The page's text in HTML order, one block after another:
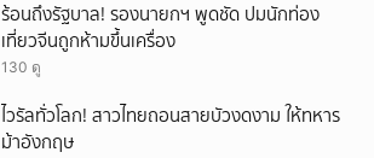
ร้อนถึงรัฐบาล! รองนายกฯ พูดชัด ปมนักท่อง
เที่ยวจีนถูกห้ามขึ้นเครื่อง
130 ดู
ไวรัลทั่วโลก! สาวไทยถอนสายบัวงดงาม ให้ทหาร
ม้าอังกฤษ